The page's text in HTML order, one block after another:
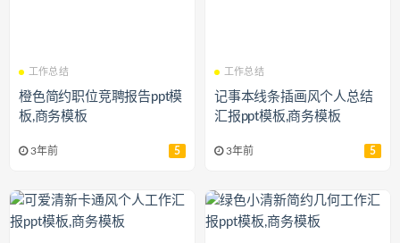
工作总结
橙色简约职位竞聘报告ppt模
板,商务模板
3年前 5
工作总结
记事本线条插画风个人总结
汇报ppt模板,商务模板
3年前 5